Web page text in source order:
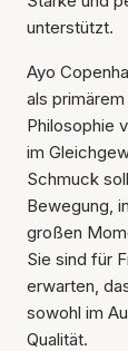
unterstützt.
Ayo
als
Philosophie
im
Schmuck
Bewegung,
großen
Sie sind für
erwarten,
sowohl im
Qualität.